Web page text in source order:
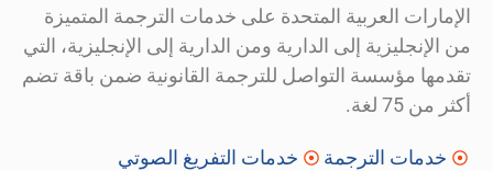
الإمارات العربية المتحدة على خدمات الترجمة المتميزة
من الإنجليزية إلى الدارية ومن الدارية إلى الإنجليزية، التي
تقدمها مؤسسة التواصل للترجمة القانونية ضمن باقة تضم
أكثر من 75 لغة.
خدمات الترجمة
خدمات التفريغ الصوتي